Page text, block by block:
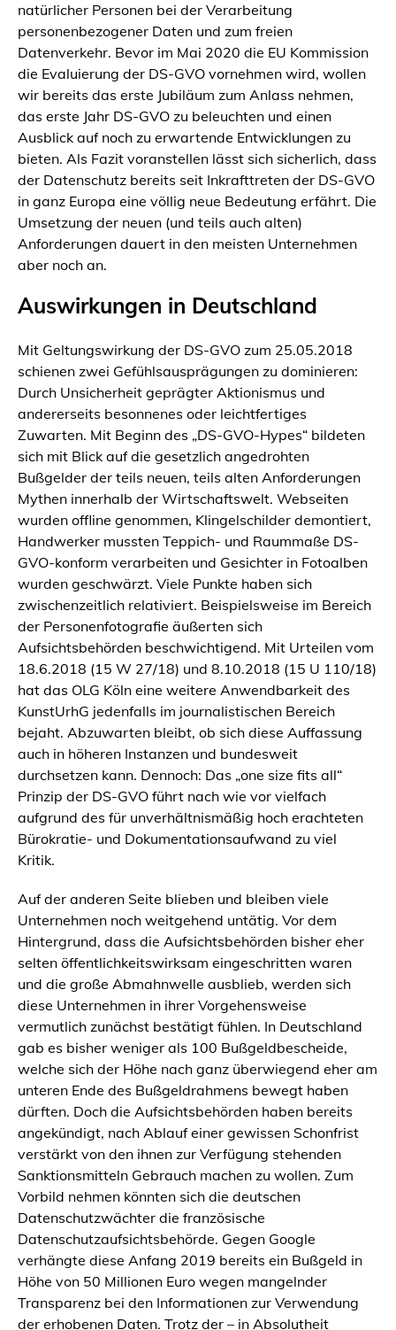
natürlicher Personen bei der Verarbeitung
personenbezogener Daten und zum freien
Datenverkehr. Bevor im Mai 2020 die EU Kommission
die Evaluierung der DS-GVO vornehmen wird, wollen
wir bereits das erste Jubiläum zum Anlass nehmen,
das erste Jahr DS-GVO zu beleuchten und einen
Ausblick auf noch zu erwartende Entwicklungen zu
bieten. Als Fazit voranstellen lässt sich sicherlich, dass
der Datenschutz bereits seit Inkrafttreten der DS-GVO
in ganz Europa eine völlig neue Bedeutung erfährt. Die
Umsetzung der neuen (und teils auch alten)
Anforderungen dauert in den meisten Unternehmen
aber noch an.
Auswirkungen in Deutschland
Mit Geltungswirkung der DS-GVO zum 25.05.2018
schienen zwei Gefühlsausprägungen zu dominieren:
Durch Unsicherheit geprägter Aktionismus und
andererseits besonnenes oder leichtfertiges
Zuwarten. Mit Beginn des „DS-GVO-Hypes“ bildeten
sich mit Blick auf die gesetzlich angedrohten
Bußgelder der teils neuen, teils alten Anforderungen
Mythen innerhalb der Wirtschaftswelt. Webseiten
wurden offline genommen, Klingelschilder demontiert,
Handwerker mussten Teppich- und Raummaße DS-
GVO-konform verarbeiten und Gesichter in Fotoalben
wurden geschwärzt. Viele Punkte haben sich
zwischenzeitlich relativiert. Beispielsweise im Bereich
der Personenfotografie äußerten sich
Aufsichtsbehörden beschwichtigend. Mit Urteilen vom
18.6.2018 (15 W 27/18) und 8.10.2018 (15 U 110/18)
hat das OLG Köln eine weitere Anwendbarkeit des
KunstUrhG jedenfalls im journalistischen Bereich
bejaht. Abzuwarten bleibt, ob sich diese Auffassung
auch in höheren Instanzen und bundesweit
durchsetzen kann. Dennoch: Das „one size fits all“
Prinzip der DS-GVO führt nach wie vor vielfach
aufgrund des für unverhältnismäßig hoch erachteten
Bürokratie- und Dokumentationsaufwand zu viel
Kritik.
Auf der anderen Seite blieben und bleiben viele
Unternehmen noch weitgehend untätig. Vor dem
Hintergrund, dass die Aufsichtsbehörden bisher eher
selten öffentlichkeitswirksam eingeschritten waren
und die große Abmahnwelle ausblieb, werden sich
diese Unternehmen in ihrer Vorgehensweise
vermutlich zunächst bestätigt fühlen. In Deutschland
gab es bisher weniger als 100 Bußgeldbescheide,
welche sich der Höhe nach ganz überwiegend eher am
unteren Ende des Bußgeldrahmens bewegt haben
dürften. Doch die Aufsichtsbehörden haben bereits
angekündigt, nach Ablauf einer gewissen Schonfrist
verstärkt von den ihnen zur Verfügung stehenden
Sanktionsmitteln Gebrauch machen zu wollen. Zum
Vorbild nehmen könnten sich die deutschen
Datenschutzwächter die französische
Datenschutzaufsichtsbehörde. Gegen Google
verhängte diese Anfang 2019 bereits ein Bußgeld in
Höhe von 50 Millionen Euro wegen mangelnder
Transparenz bei den Informationen zur Verwendung
der erhobenen Daten. Trotz der – in Absolutheit